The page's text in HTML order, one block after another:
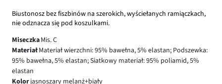
Biustonosz bez fiszbinów na szerokich, wyściełanych ramiączkach,
nie odznacza się pod koszulkami.
MiseczkaMis. C
MateriałMateriał wierzchni: 95% bawełna, 5% elastan; Podszewka:
95% bawełna, 5% elastan; Siatkowy materiał: 95% poliamid, 5%
elastan
Kolorjasnoszary melanż+biały